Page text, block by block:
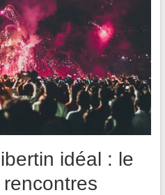
idéal : le